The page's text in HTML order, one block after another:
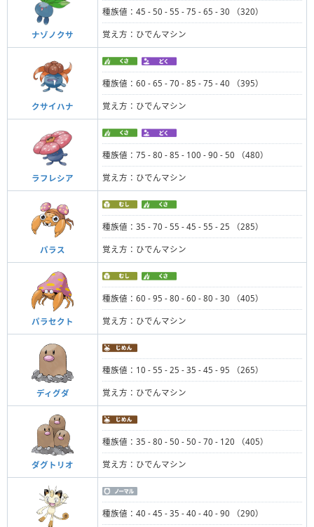
ナゾノクサ
種族値：45 - 50 - 55 - 75 - 65 - 30 （320）
覚え方：ひでんマシン
クサイハナ
種族値：60 - 65 - 70 - 85 - 75 - 40 （395）
覚え方：ひでんマシン
ラフレシア
種族値：75 - 80 - 85 - 100 - 90 - 50 （480）
覚え方：ひでんマシン
パラス
種族値：35 - 70 - 55 - 45 - 55 - 25 （285）
覚え方：ひでんマシン
パラセクト
種族値：60 - 95 - 80 - 60 - 80 - 30 （405）
覚え方：ひでんマシン
ディグダ
種族値：10 - 55 - 25 - 35 - 45 - 95 （265）
覚え方：ひでんマシン
ダグトリオ
種族値：35 - 80 - 50 - 50 - 70 - 120 （405）
覚え方：ひでんマシン
種族値：40 - 45 - 35 - 40 - 40 - 90 （290）